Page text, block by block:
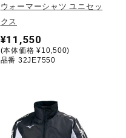
ウォーマーシャツ ユニセッ
クス
¥11,550
(本体価格 ¥10,500)
品番 32JE7550